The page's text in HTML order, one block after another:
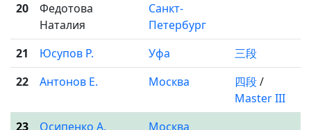
20
Федотова
Наталия
Санкт-
Петербург
21
Юсупов Р. Уфа
三段
22
Антонов Е. Москва 四段/
Master III
23
Осипенко А. Москва